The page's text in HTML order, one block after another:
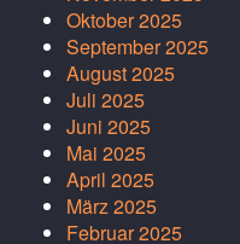
Oktober 2025
September 2025
August 2025
Juli 2025
Juni 2025
Mai 2025
April 2025
März 2025
Februar 2025